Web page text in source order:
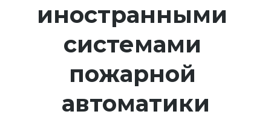
иностранными
системами
пожарной
автоматики